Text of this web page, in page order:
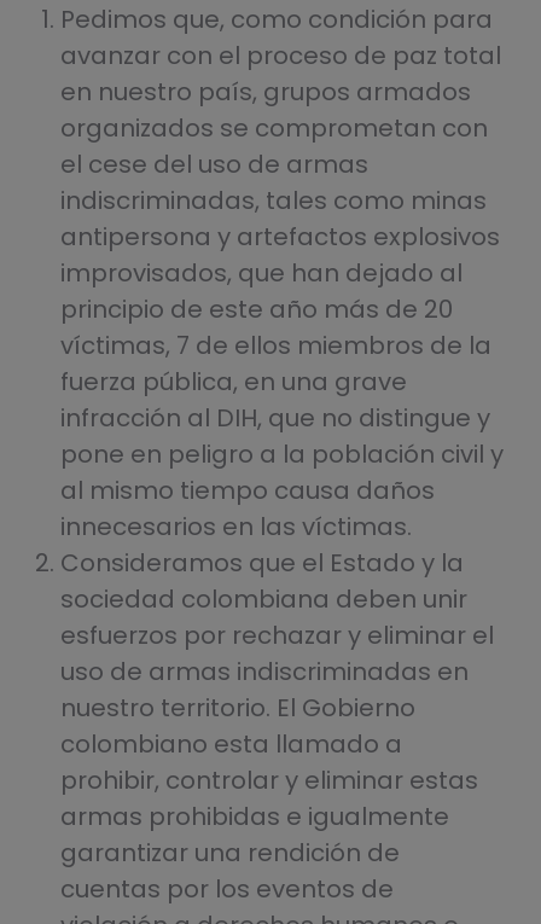
Pedimos que, como condición para
avanzar con el proceso de paz total
en nuestro país, grupos armados
organizados se comprometan con
el cese del uso de armas
indiscriminadas, tales como minas
antipersona y artefactos explosivos
improvisados, que han dejado al
principio de este año más de 20
víctimas, 7 de ellos miembros de la
fuerza pública, en una grave
infracción al DIH, que no distingue y
pone en peligro a la población civil y
al mismo tiempo causa daños
innecesarios en las víctimas.
Consideramos que el Estado y la
sociedad colombiana deben unir
esfuerzos por rechazar y eliminar el
uso de armas indiscriminadas en
nuestro territorio. El Gobierno
colombiano esta llamado a
prohibir, controlar y eliminar estas
armas prohibidas e igualmente
garantizar una rendición de
cuentas por los eventos de